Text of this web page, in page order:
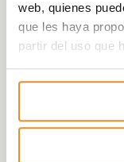
web, quienes
que les haya
partir del uso que